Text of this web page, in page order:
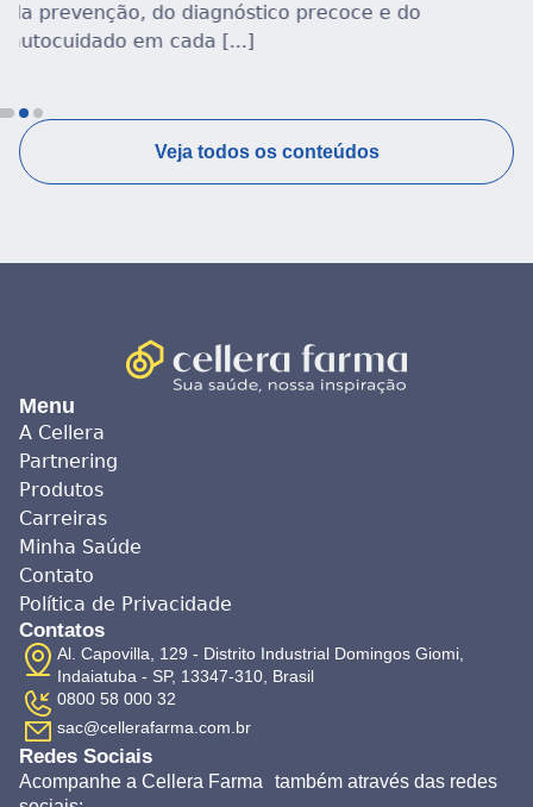
acompanhamento profissional para preservar
estar e qualidade de [...]
Veja todos os conteúdos
Menu
A Cellera
Partnering
Produtos
Carreiras
Minha Saúde
Contato
Política de Privacidade
Contatos
Al. Capovilla, 129 - Distrito Industrial Domingos Giomi,
Indaiatuba - SP, 13347-310, Brasil
0800 58 000 32
sac@cellerafarma.com.br
Redes Sociais
Acompanhe a Cellera Farma também através das redes